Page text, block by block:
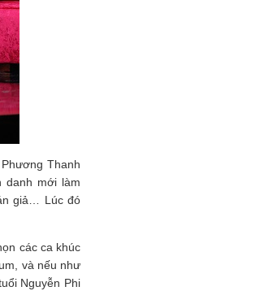
Thanh
danh mới làm
giả… Lúc đó
các ca khúc
và nếu như
Nguyễn Phi